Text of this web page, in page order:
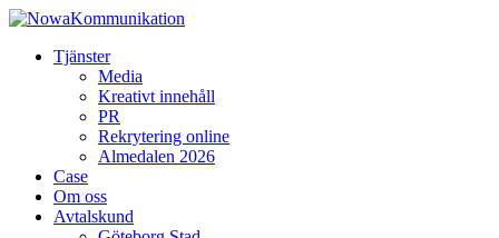
Tjänster
Media
Kreativt innehåll
PR
Rekrytering online
Almedalen 2026
Case
Om oss
Avtalskund